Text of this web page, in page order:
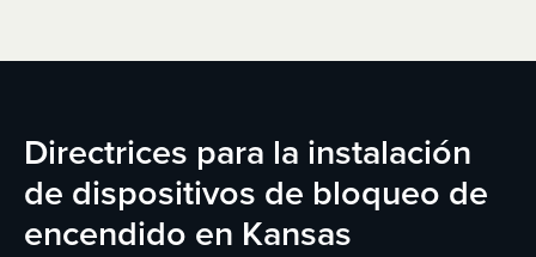
Directrices para la instalación
de dispositivos de bloqueo de
encendido en Kansas